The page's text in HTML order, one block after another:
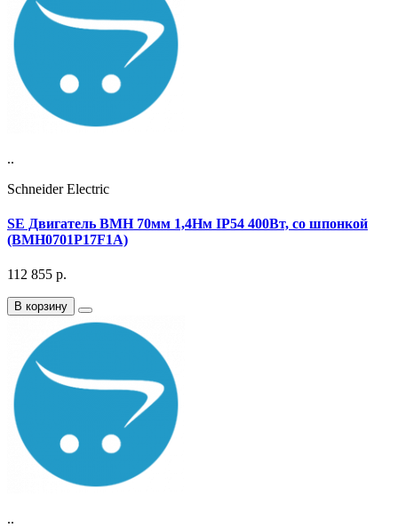
..
Schneider Electric
SE Двигатель BMH 70мм 1,4Нм IP54 400Вт, со шпонкой
(BMH0701P17F1A)
112 855 р.
В корзину
..